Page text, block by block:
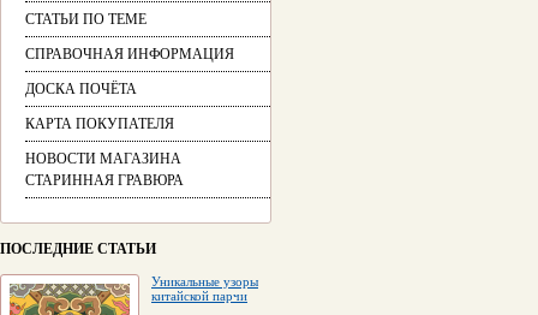
СТАТЬИ ПО ТЕМЕ
СПРАВОЧНАЯ ИНФОРМАЦИЯ
ДОСКА ПОЧЁТА
КАРТА ПОКУПАТЕЛЯ
НОВОСТИ МАГАЗИНА
СТАРИННАЯ ГРАВЮРА
ПОСЛЕДНИЕ СТАТЬИ
Уникальные узоры
китайской парчи